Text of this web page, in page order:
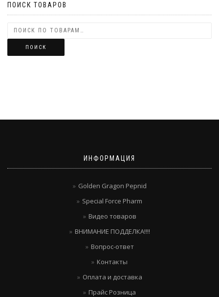
ПОИСК ТОВАРОВ
ПОИСК
ИНФОРМАЦИЯ
Golden Gragon Pepnid
Special Force Pharm
Видео товаров
ВНИМАНИЕ ПОДДЕЛКА!!!!
Вопрос-ответ
Контакты
Оплата и доставка
Прайс Розница